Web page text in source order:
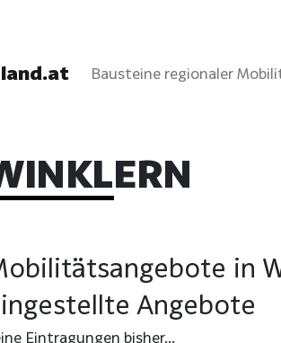
Bausteine regionaler
in
Angebote
Eintragungen bisher...